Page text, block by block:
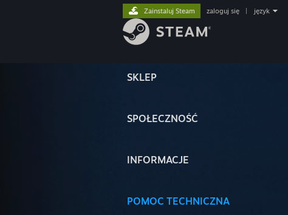
SKLEP
SPOŁECZNOŚĆ
INFORMACJE
POMOC TECHNICZNA
Zainstaluj Steam zaloguj się język